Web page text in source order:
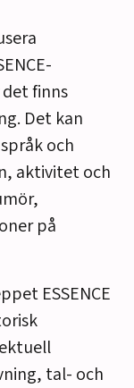
finns
Det kan
och
aktivitet och
på
ESSENCE
tal- och